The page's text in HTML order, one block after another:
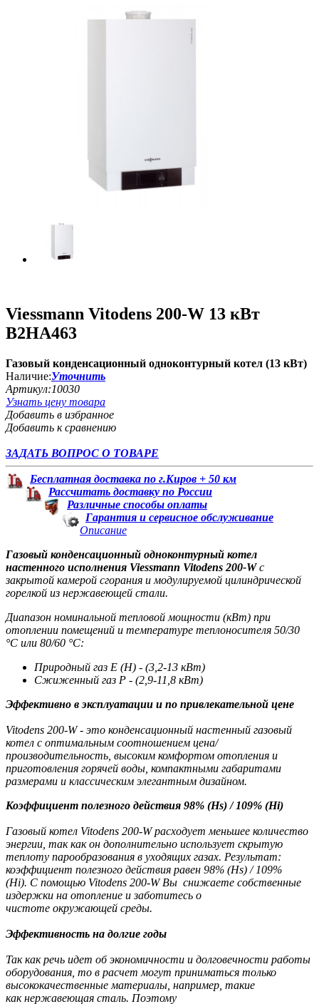
Viessmann Vitodens 200-W 13 кВт
B2HA463
Газовый конденсационный одноконтурный котел (13 кВт)
Наличие:Уточнить
Артикул:10030
Узнать цену товара
Добавить в избранное
Добавить к сравнению
ЗАДАТЬ ВОПРОС О ТОВАРЕ
Бесплатная доставка по г.Киров + 50 км
Рассчитать доставку по России
Различные способы оплаты
Гарантия и сервисное обслуживание
Описание
Газовый конденсационный одноконтурный котел
настенного исполнения Viessmann Vitodens 200-Wс
закрытой камерой сгорания и модулируемой цилиндрической
горелкой из нержавеющей стали.
Диапазон номинальной тепловой мощности (кВт) при
отоплении помещений и температуре теплоносителя 50/30
°C или 80/60 °C:
Природный газ E (H) - (3,2-13 кВт)
Сжиженный газ Р - (2,9-11,8 кВт)
Эффективно в эксплуатации и по привлекательной цене
Vitodens 200-W - это конденсационный настенный газовый
котел с оптимальным соотношением цена/
производительность, высоким комфортом отопления и
приготовления горячей воды, компактными габаритами
размерами и классическим элегантным дизайном.
Коэффициент полезного действия 98% (Hs) / 109% (Hi)
Газовый котел Vitodens 200-W расходует меньшее количество
энергии, так как он дополнительно использует скрытую
теплоту парообразования в уходящих газах. Результат:
коэффициент полезного действия равен 98% (Hs) / 109%
(Hi). С помощью Vitodens 200-W Вы снижаете собственные
издержки на отопление и заботитесь о
чистоте окружающей среды.
Эффективность на долгие годы
Так как речь идет об экономичности и долговечности работы
оборудования, то в расчет могут приниматься только
высококачественные материалы, например, такие
как нержавеющая сталь. Поэтому